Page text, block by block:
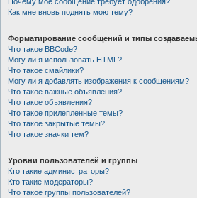
Как мне вновь поднять мою тему?
Форматирование сообщений и типы
Что такое BBCode?
Могу ли я использовать HTML?
Что такое смайлики?
Могу ли я добавлять изображения к сообщениям?
Что такое важные объявления?
Что такое объявления?
Что такое прилепленные темы?
Что такое закрытые темы?
Что такое значки тем?
Уровни пользователей и группы
Кто такие администраторы?
Кто такие модераторы?
Что такое группы пользователей?